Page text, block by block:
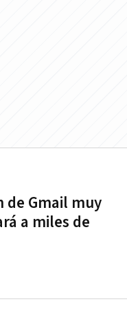
de Gmail muy
a miles de